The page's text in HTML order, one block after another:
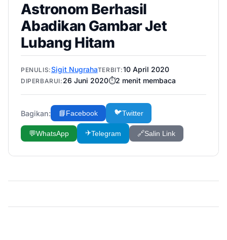
Astronom Berhasil
Abadikan Gambar Jet
Lubang Hitam
PENULIS:Sigit NugrahaTERBIT:10 April 2020
DIPERBARUI: 26 Juni 2020⏱️2 menit membaca
Bagikan: 📘Facebook 🐦Twitter
💬WhatsApp ✈️Telegram 🔗Salin Link